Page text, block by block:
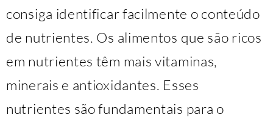
consiga identificar facilmente o conteúdo
de nutrientes. Os alimentos que são ricos
em nutrientes têm mais vitaminas,
minerais e antioxidantes. Esses
nutrientes são fundamentais para o